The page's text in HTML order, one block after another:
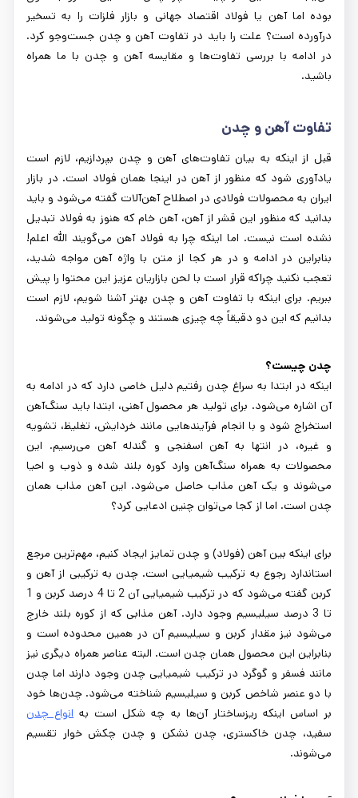
بوده اما آهن یا فولاد اقتصاد جهانی و بازار فلزات را به تسخیر
درآورده است؟ علت را باید در تفاوت آهن و چدن جست‌وجو کرد.
در ادامه با بررسی تفاوت‌ها و مقایسه آهن و چدن با ما همراه
باشید.
تفاوت آهن و چدن
قبل از اینکه به بیان تفاوت‌های آهن و چدن بپردازیم، لازم است
یادآوری شود که منظور از آهن در اینجا همان فولاد است. در بازار
ایران به محصولات فولادی در اصطلاح آهن‌آلات گفته می‌شود و باید
بدانید که منظور این قشر از آهن، آهن خام که هنوز به فولاد تبدیل
نشده است نیست. اما اینکه چرا به فولاد آهن می‌گویند الله اعلم!
بنابراین در ادامه و در هر کجا از متن با واژه آهن مواجه شدید،
تعجب نکنید چراکه قرار است با لحن بازاریان عزیز این محتوا را پیش
ببریم. برای اینکه با تفاوت آهن و چدن بهتر آشنا شویم، لازم است
بدانیم که این دو دقیقاً چه چیزی هستند و چگونه تولید می‌شوند.
چدن چیست؟
اینکه در ابتدا به سراغ چدن رفتیم دلیل خاصی دارد که در ادامه به
آن اشاره می‌شود. برای تولید هر محصول آهنی، ابتدا باید سنگ‌آهن
استخراج شود و با انجام فرآیندهایی مانند خردایش، تغلیظ، تشویه
و غیره، در انتها به آهن اسفنجی و گندله آهن می‌رسیم. این
محصولات به همراه سنگ‌آهن وارد کوره بلند شده و ذوب و احیا
می‌شوند و یک آهن مذاب حاصل می‌شود. این آهن مذاب همان
چدن است. اما از کجا می‌توان چنین ادعایی کرد؟
برای اینکه بین آهن (فولاد) و چدن تمایز ایجاد کنیم، مهم‌ترین مرجع
استاندارد رجوع به ترکیب شیمیایی است. چدن به ترکیبی از آهن و
کربن گفته می‌شود که در ترکیب شیمیایی آن 2 تا 4 درصد کربن و 1
تا 3 درصد سیلیسیم وجود دارد. آهن مذابی که از کوره بلند خارج
می‌شود نیز مقدار کربن و سیلیسیم آن در همین محدوده است و
بنابراین این محصول همان چدن است. البته عناصر همراه دیگری نیز
مانند فسفر و گوگرد در ترکیب شیمیایی چدن وجود دارند اما چدن
با دو عنصر شاخص کربن و سیلیسیم شناخته می‌شود. چدن‌ها خود
بر اساس اینکه ریزساختار آن‌ها به چه شکل است به انواع چدن
سفید، چدن خاکستری، چدن نشکن و چدن چکش خوار تقسیم
می‌شوند.